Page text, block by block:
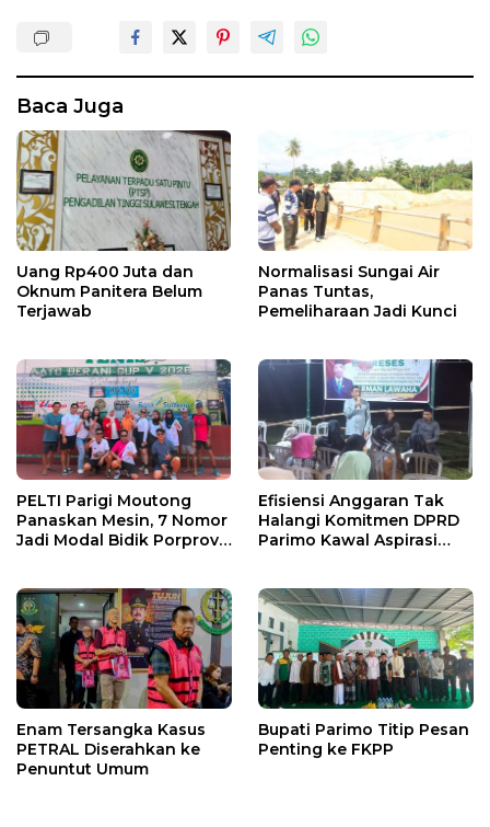
Baca Juga
Uang Rp400 Juta dan
Oknum Panitera Belum
Terjawab
Normalisasi Sungai Air
Panas Tuntas,
Pemeliharaan Jadi Kunci
PELTI Parigi Moutong
Panaskan Mesin, 7 Nomor
Jadi Modal Bidik Porprov
Efisiensi Anggaran Tak
Halangi Komitmen DPRD
Parimo Kawal Aspirasi
Enam Tersangka Kasus
PETRAL Diserahkan ke
Penuntut Umum
Bupati Parimo Titip Pesan
Penting ke FKPP